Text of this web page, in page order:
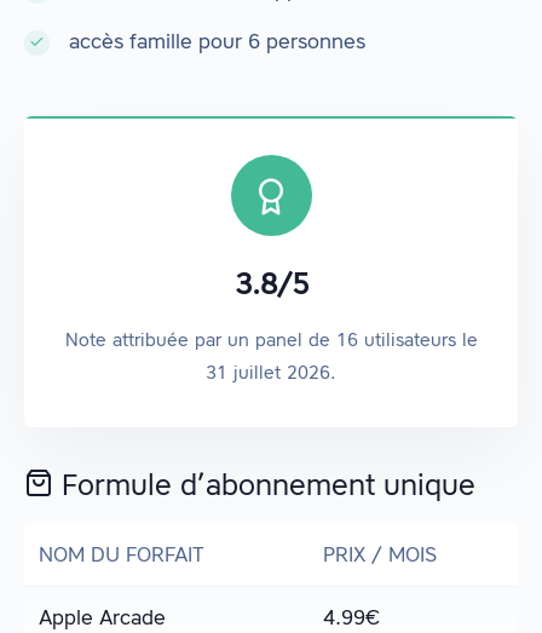
accès famille pour 6 personnes
3.8/5
Note attribuée par un panel de 16utilisateurs le
31 juillet 2026.
Formule d’abonnement unique
NOM DU FORFAIT PRIX / MOIS
Apple Arcade 4.99€